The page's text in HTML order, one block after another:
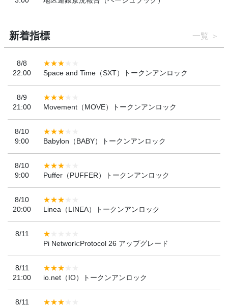
新着指標 一覧
8/8
22:00
Space and Time（SXT）トークンアンロック
8/9
21:00
Movement（MOVE）トークンアンロック
8/10
9:00
Babylon（BABY）トークンアンロック
8/10
9:00
Puffer（PUFFER）トークンアンロック
8/10
20:00
Linea（LINEA）トークンアンロック
8/11
Pi Network:Protocol 26 アップグレード
8/11
21:00
io.net（IO）トークンアンロック
8/11